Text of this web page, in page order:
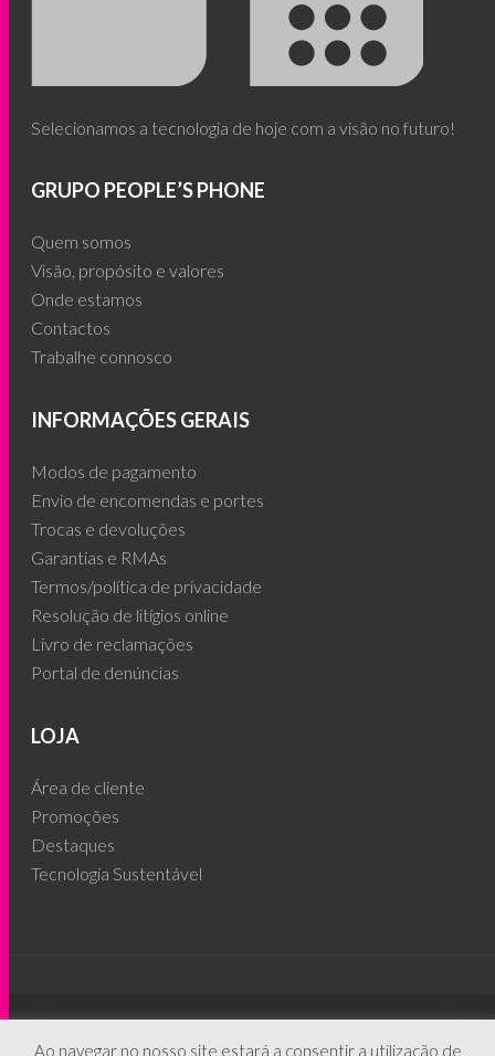
Selecionamos a tecnologia de hoje com a visão no futuro!
GRUPO PEOPLE’S PHONE
Quem somos
Visão, propósito e valores
Onde estamos
Contactos
Trabalhe connosco
INFORMAÇÕES GERAIS
Modos de pagamento
Envio de encomendas e portes
Trocas e devoluções
Garantias e RMAs
Termos/política de privacidade
Resolução de litígios online
Livro de reclamações
Portal de denúncias
LOJA
Área de cliente
Promoções
Destaques
Tecnologia Sustentável
© 2026 - People's Phone ®
Ao navegar no nosso site estará a consentir a utilização de